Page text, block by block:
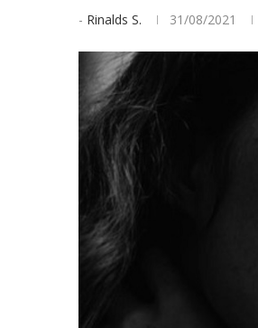
- Rinalds S. 31/08/2021